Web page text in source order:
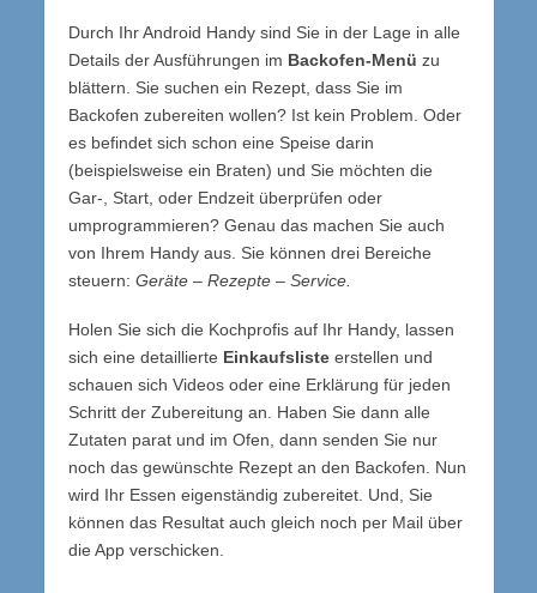
Durch Ihr Android Handy sind Sie in der Lage in alle
Details der Ausführungen im Backofen-Menü zu
blättern. Sie suchen ein Rezept, dass Sie im
Backofen zubereiten wollen? Ist kein Problem. Oder
es befindet sich schon eine Speise darin
(beispielsweise ein Braten) und Sie möchten die
Gar-, Start, oder Endzeit überprüfen oder
umprogrammieren? Genau das machen Sie auch
von Ihrem Handy aus. Sie können drei Bereiche
steuern: Geräte – Rezepte – Service.
Holen Sie sich die Kochprofis auf Ihr Handy, lassen
sich eine detaillierte Einkaufslisteerstellen und
schauen sich Videos oder eine Erklärung für jeden
Schritt der Zubereitung an. Haben Sie dann alle
Zutaten parat und im Ofen, dann senden Sie nur
noch das gewünschte Rezept an den Backofen. Nun
wird Ihr Essen eigenständig zubereitet. Und, Sie
können das Resultat auch gleich noch per Mail über
die App verschicken.